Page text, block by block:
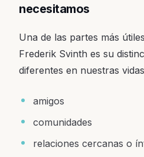
necesitamos
Una de las partes más
Frederik Svinth es su
diferentes en nuestras
amigos
comunidades
relaciones cercanas o